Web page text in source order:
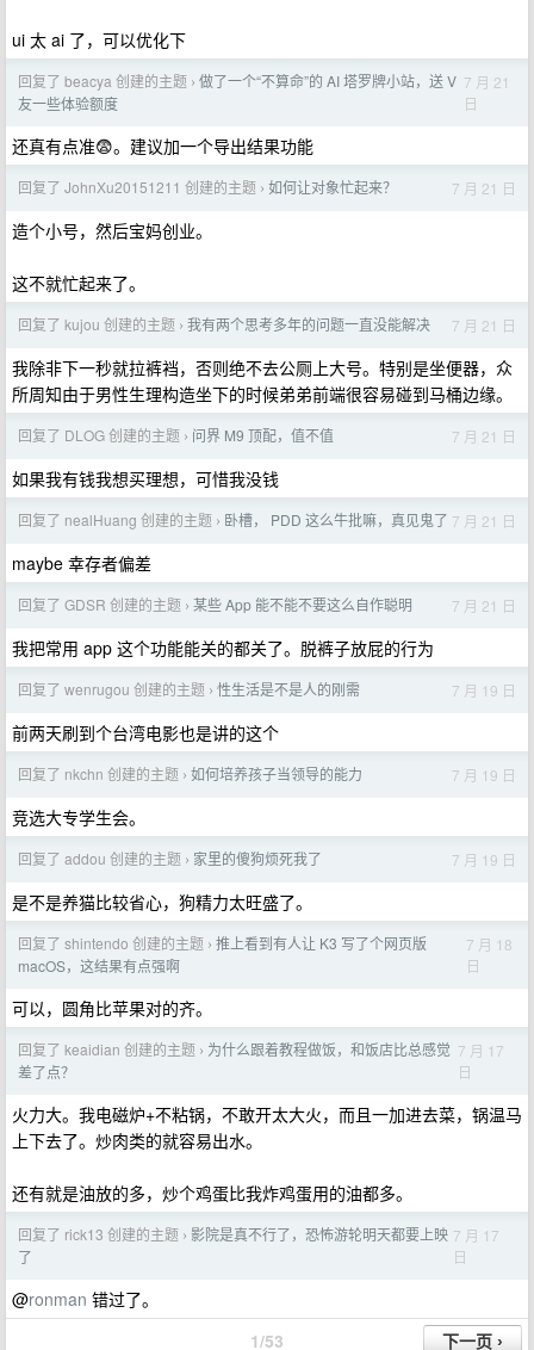
ui 太 ai 了，可以优化下
回复了 beacya 创建的主题 › 做了一个“不算命”的 AI 塔罗牌小站，送 V
友一些体验额度
7 月 21
日
还真有点准😨。建议加一个导出结果功能
回复了 JohnXu20151211 创建的主题 › 如何让对象忙起来？ 7 月 21 日
造个小号，然后宝妈创业。
这不就忙起来了。
回复了 kujou 创建的主题 › 我有两个思考多年的问题一直没能解决 7 月 21 日
我除非下一秒就拉裤裆，否则绝不去公厕上大号。特别是坐便器，众
所周知由于男性生理构造坐下的时候弟弟前端很容易碰到马桶边缘。
回复了 DLOG 创建的主题 › 问界 M9 顶配，值不值 7 月 21 日
如果我有钱我想买理想，可惜我没钱
回复了 nealHuang 创建的主题 › 卧槽， PDD 这么牛批嘛，真见鬼了 7 月 21 日
maybe 幸存者偏差
回复了 GDSR 创建的主题 › 某些 App 能不能不要这么自作聪明 7 月 21 日
我把常用 app 这个功能能关的都关了。脱裤子放屁的行为
回复了 wenrugou 创建的主题 › 性生活是不是人的刚需 7 月 19 日
前两天刷到个台湾电影也是讲的这个
回复了 nkchn 创建的主题 › 如何培养孩子当领导的能力 7 月 19 日
竞选大专学生会。
回复了 addou 创建的主题 › 家里的傻狗烦死我了 7 月 19 日
是不是养猫比较省心，狗精力太旺盛了。
回复了 shintendo 创建的主题 › 推上看到有人让 K3 写了个网页版
macOS，这结果有点强啊
7 月 18
日
可以，圆角比苹果对的齐。
回复了 keaidian 创建的主题 › 为什么跟着教程做饭，和饭店比总感觉
差了点？
7 月 17
日
火力大。我电磁炉+不粘锅，不敢开太大火，而且一加进去菜，锅温马
上下去了。炒肉类的就容易出水。
还有就是油放的多，炒个鸡蛋比我炸鸡蛋用的油都多。
回复了 rick13 创建的主题 › 影院是真不行了，恐怖游轮明天都要上映
了
7 月 17
日
@ronman 错过了。
1/53